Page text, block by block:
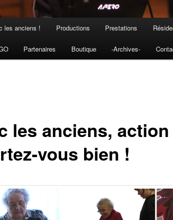
les anciens ! Productions Prestations
Partenaires Boutique -Archives-
les anciens, action
vous bien !